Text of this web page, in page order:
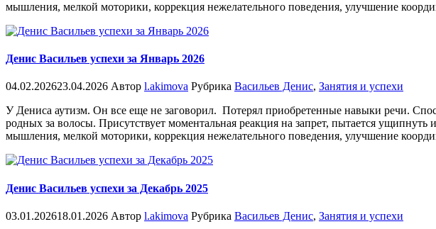
мышления, мелкой моторики, коррекция нежелательного поведения, улучшение
Денис Васильев успехи за Январь 2026
04.02.202623.04.2026 Автор l.akimova Рубрика Васильев Денис, Занятия и успехи
У Дениса аутизм. Он все еще не заговорил. Потерял приобретенные навыки речи.
родных за волосы. Присутствует моментальная реакция на запрет, пытается
мышления, мелкой моторики, коррекция нежелательного поведения, улучшение
Денис Васильев успехи за Декабрь 2025
03.01.202618.01.2026 Автор l.akimova Рубрика Васильев Денис, Занятия и успехи